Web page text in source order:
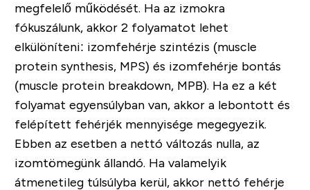
megfelelő működését. Ha az izmokra
fókuszálunk, akkor 2 folyamatot lehet
elkülöníteni: izomfehérje szintézis (muscle
protein synthesis, MPS) és izomfehérje bontás
(muscle protein breakdown, MPB). Ha ez a két
folyamat egyensúlyban van, akkor a lebontott és
felépített fehérjék mennyisége megegyezik.
Ebben az esetben a nettó változás nulla, az
izomtömegünk állandó. Ha valamelyik
átmenetileg túlsúlyba kerül, akkor nettó fehérje